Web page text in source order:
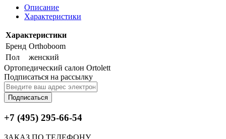
Описание
Характеристики
Характеристики
Бренд Orthoboom
Пол
женский
Ортопедический салон Ortolett
Подписаться на рассылку
Подписаться
+7 (495) 295-66-54
ЗАКАЗ ПО ТЕЛЕФОНУ